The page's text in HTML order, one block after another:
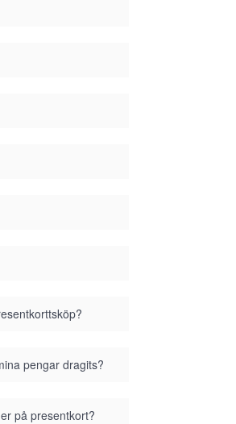
pengar dragits?
på presentkort?